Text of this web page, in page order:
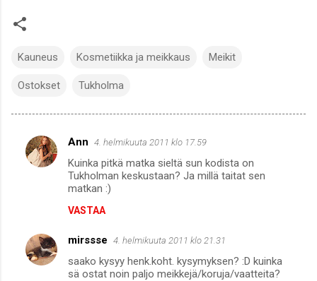
Kauneus Kosmetiikka ja meikkaus Meikit
Ostokset Tukholma
K
o
n
Ann 4. helmikuuta 2011 klo 17.59
Kuinka pitkä matka sieltä sun kodista on
Tukholman keskustaan? Ja millä taitat sen
matkan :)
VASTAA
mirssse 4. helmikuuta 2011 klo 21.31
saako kysyy henk.koht. kysymyksen? :D kuinka
sä ostat noin paljo meikkejä/koruja/vaatteita?